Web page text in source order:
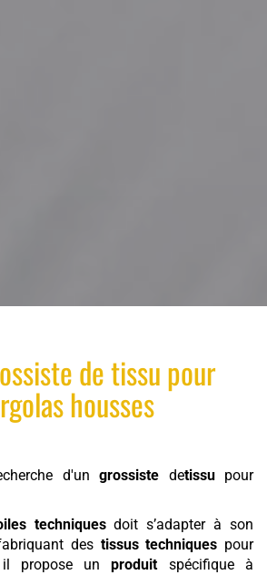
detissupour
housses
d'un grossiste detissupour
techniquesdoit s’adapter à son
des tissus techniques pour
propose unproduit spécifique à